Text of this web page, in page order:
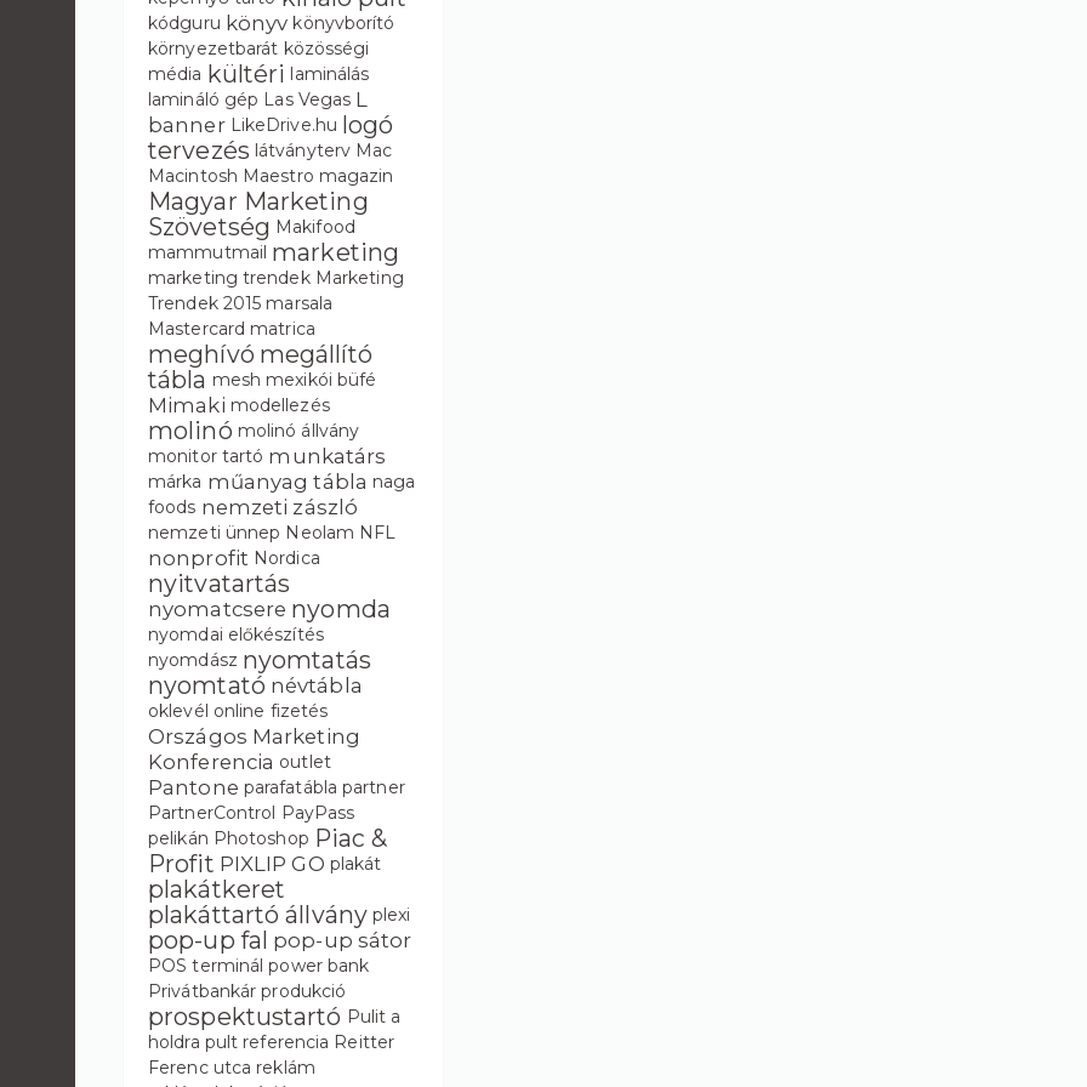
kódguru könyv könyvborító
környezetbarát közösségi
média kültéri laminálás
lamináló gép Las Vegas L
banner LikeDrive.hu logó
tervezés látványterv Mac
Macintosh Maestro magazin
Magyar Marketing
Szövetség Makifood
mammutmail marketing
marketing trendek Marketing
Trendek 2015 marsala
Mastercard matrica
meghívó megállító
tábla mesh mexikói büfé
Mimaki modellezés
molinó molinó állvány
monitor tartó munkatárs
márka műanyag tábla naga
foods nemzeti zászló
nemzeti ünnep Neolam NFL
nonprofit Nordica
nyitvatartás
nyomatcsere nyomda
nyomdai előkészítés
nyomdász nyomtatás
nyomtató névtábla
oklevél online fizetés
Országos Marketing
Konferencia outlet
Pantone parafatábla partner
PartnerControl PayPass
pelikán Photoshop Piac &
Profit PIXLIP GO plakát
plakátkeret
plakáttartó állvány plexi
pop-up fal pop-up sátor
POS terminál power bank
Privátbankár produkció
prospektustartó Pulit a
holdra pult referencia Reitter
Ferenc utca reklám